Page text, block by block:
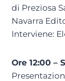
di Preziosa
Navarra
Interviene:
Ore 12:00 –